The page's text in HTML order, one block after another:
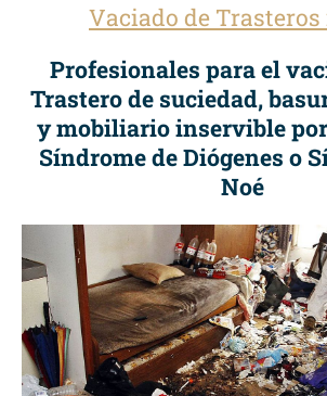
Vaciado de
Profesionales para el
Trastero de suciedad,
y mobiliario inservible
Síndrome de Diógenes o
Noé